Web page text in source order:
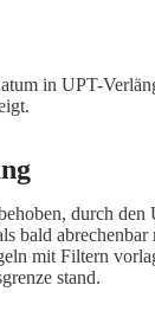
in UPT-
durch den
bald
mit Filtern
stand.